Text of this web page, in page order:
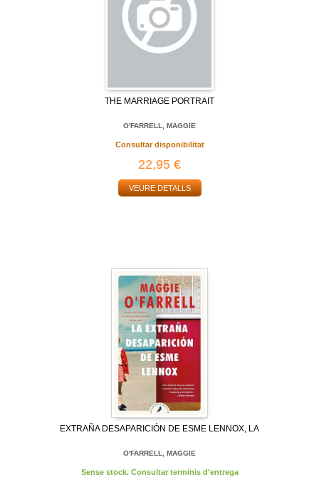
THE MARRIAGE PORTRAIT
O'FARRELL, MAGGIE
Consultar disponibilitat
22,95 €
VEURE DETALLS
EXTRAÑA DESAPARICIÓN DE ESME LENNOX, LA
O'FARRELL, MAGGIE
Sense stock. Consultar terminis d'entrega